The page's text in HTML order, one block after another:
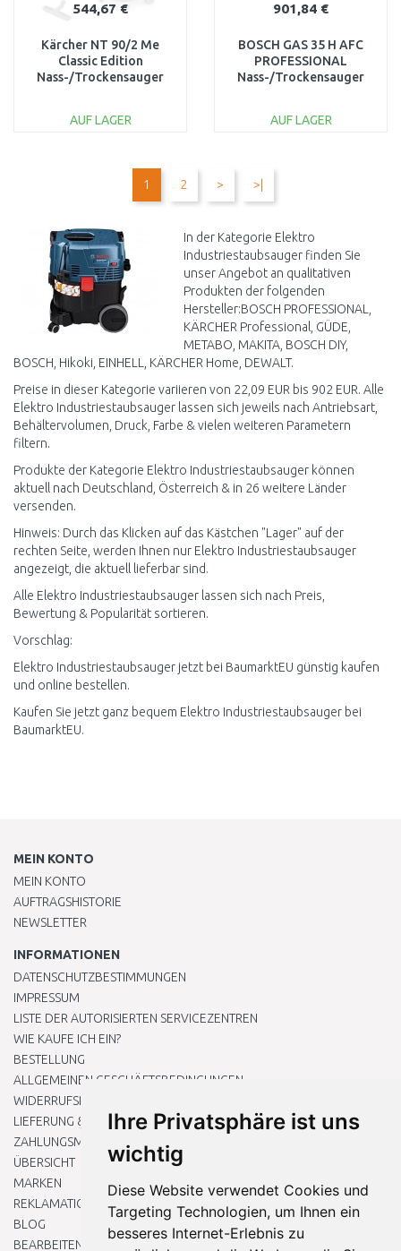
Ihre Privatsphäre ist uns
wichtig
Diese Website verwendet Cookies und
Targeting Technologien, um Ihnen ein
besseres Internet-Erlebnis zu
544,67 €
Kärcher NT 90/2 Me
Classic Edition
Nass-/Trockensauger
AUF LAGER
901,84 €
BOSCH GAS 35 H AFC
PROFESSIONAL
Nass-/Trockensauger
AUF LAGER
1 2 > >|
In der Kategorie Elektro
Industriestaubsauger finden Sie
unser Angebot an qualitativen
Produkten der folgenden
Hersteller:BOSCH PROFESSIONAL,
KÄRCHER Professional, GÜDE,
METABO, MAKITA, BOSCH DIY,
BOSCH, Hikoki, EINHELL, KÄRCHER Home, DEWALT.
Preise in dieser Kategorie variieren von 22,09 EUR bis 902 EUR. Alle
Elektro Industriestaubsauger lassen sich jeweils nach Antriebsart,
Behältervolumen, Druck, Farbe & vielen weiteren Parametern
filtern.
Produkte der Kategorie Elektro Industriestaubsauger können
aktuell nach Deutschland, Österreich & in 26 weitere Länder
versenden.
Hinweis: Durch das Klicken auf das Kästchen "Lager" auf der
rechten Seite, werden Ihnen nur Elektro Industriestaubsauger
angezeigt, die aktuell lieferbar sind.
Alle Elektro Industriestaubsauger lassen sich nach Preis,
Bewertung & Popularität sortieren.
Vorschlag:
Elektro Industriestaubsauger jetzt bei BaumarktEU günstig kaufen
und online bestellen.
Kaufen Sie jetzt ganz bequem Elektro Industriestaubsauger bei
BaumarktEU.
MEIN KONTO
MEIN KONTO
AUFTRAGSHISTORIE
NEWSLETTER
INFORMATIONEN
DATENSCHUTZBESTIMMUNGEN
IMPRESSUM
LISTE DER AUTORISIERTEN SERVICEZENTREN
WIE KAUFE ICH EIN?
BESTELLUNG
ALLGEMEINEN GESCHÄFTSBEDINGUNGEN
WIDERRUFSRECHT
LIEFERUNG & ZAHLUNG
ZAHLUNGSMETHODEN
ÜBERSICHT
MARKEN
REKLAMATIONEN UND RETOUREN
BLOG
BEARBEITEN SIE MEINE COOKIE-EINSTELLUNGEN